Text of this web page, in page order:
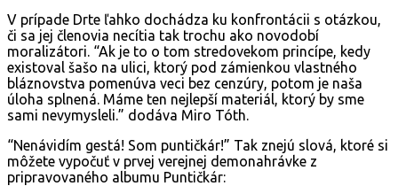
V prípade Drte ľahko dochádza ku konfrontácii s otázkou,
či sa jej členovia necítia tak trochu ako novodobí
moralizátori. “Ak je to o tom stredovekom princípe, kedy
existoval šašo na ulici, ktorý pod zámienkou vlastného
bláznovstva pomenúva veci bez cenzúry, potom je naša
úloha splnená. Máme ten nejlepší materiál, ktorý by sme
sami nevymysleli.” dodáva Miro Tóth.
“Nenávidím gestá! Som puntičkár!” Tak znejú slová, ktoré si
môžete vypočuť v prvej verejnej demonahrávke z
pripravovaného albumu Puntičkár: